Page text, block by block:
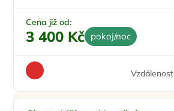
Zatemňující žaluzie
Cena již od:
3 400 Kč pokoj/noc